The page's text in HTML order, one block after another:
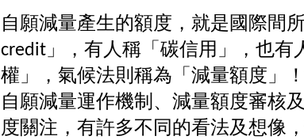
自願減量產生的額度，就是國際間
credit」，有人稱「碳信用」，也有
權」，氣候法則稱為「減量額度」
自願減量運作機制、減量額度審核
度關注，有許多不同的看法及想像